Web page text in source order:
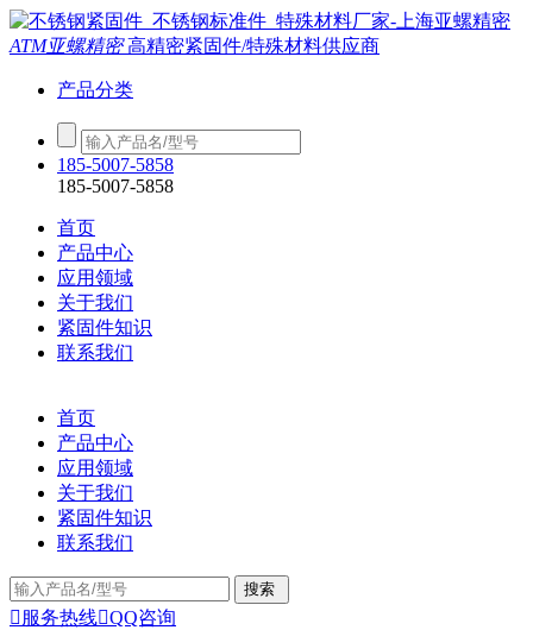
ATM亚螺精密高精密紧固件/特殊材料供应商
产品分类
185-5007-5858
185-5007-5858
首页
产品中心
应用领域
关于我们
紧固件知识
联系我们
首页
产品中心
应用领域
关于我们
紧固件知识
联系我们
 服务热线QQ咨询